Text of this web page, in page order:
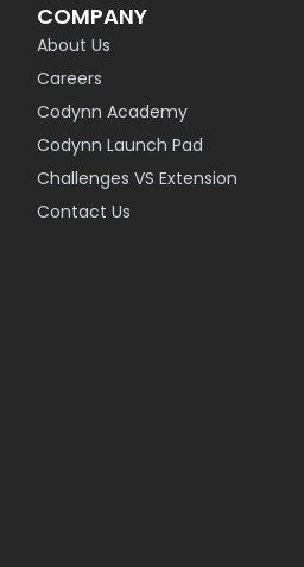
COMPANY
About Us
Careers
Codynn Academy
Codynn Launch Pad
Challenges VS Extension
Contact Us